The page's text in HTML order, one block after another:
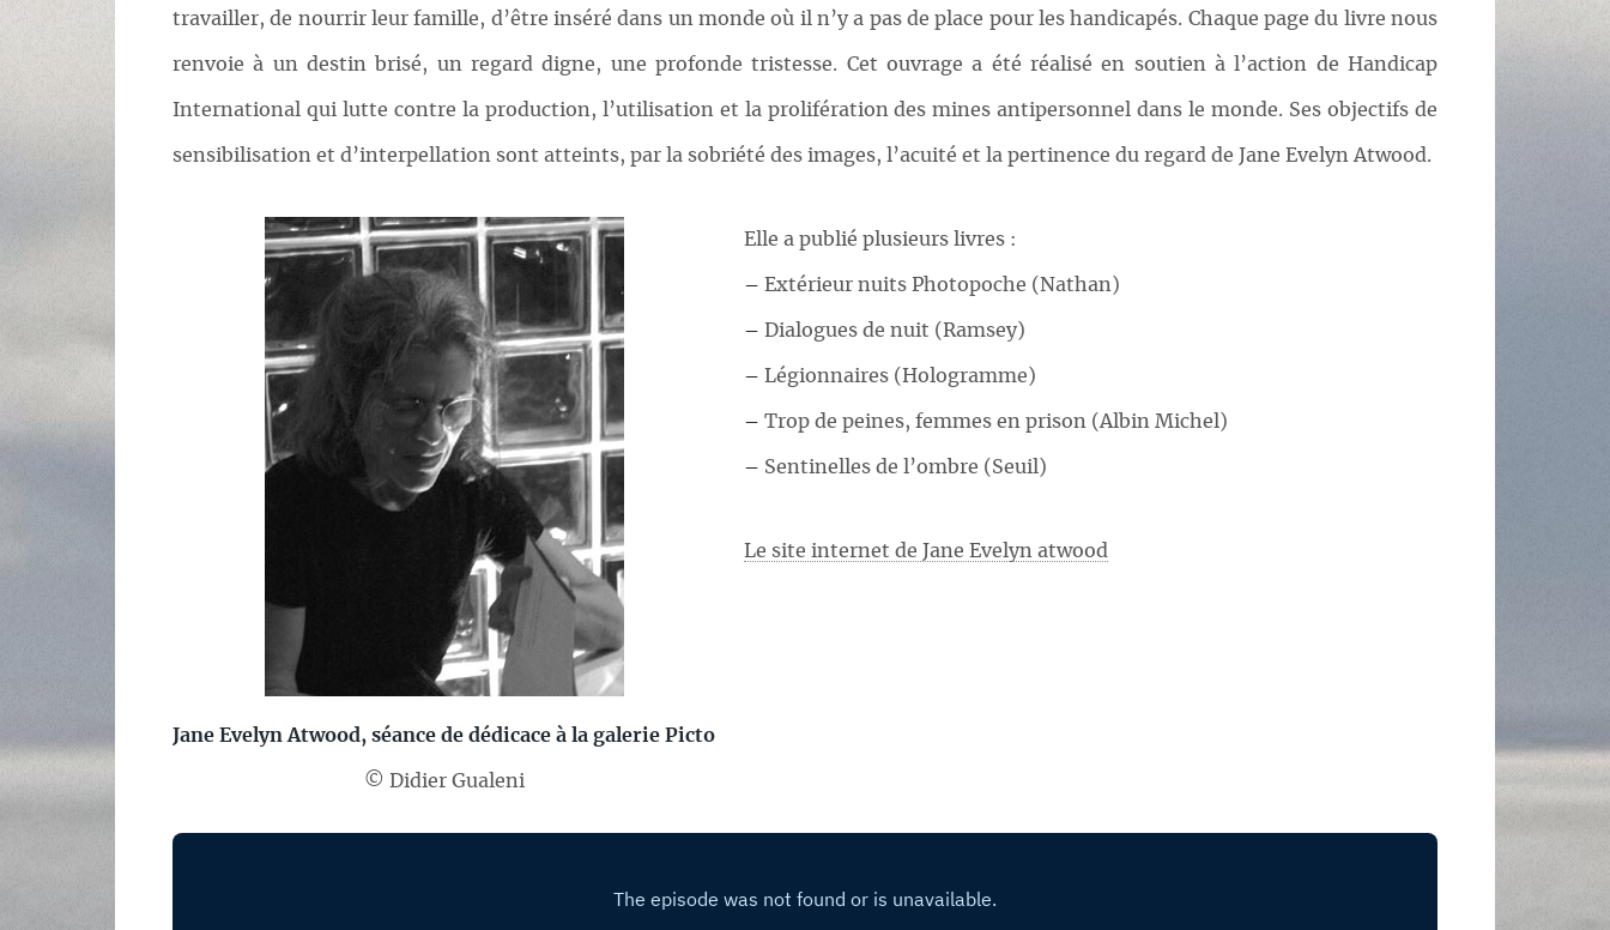
travailler, de nourrir leur famille, d’être inséré dans un monde où il n’y a pas de place pour les handicapés. Chaque page du livre nous
renvoie à un destin brisé, un regard digne, une profonde tristesse. Cet ouvrage a été réalisé en soutien à l’action de Handicap
International qui lutte contre la production, l’utilisation et la prolifération des mines antipersonnel dans le monde. Ses objectifs de
sensibilisation et d’interpellation sont atteints, par la sobriété des images, l’acuité et la pertinence du regard de Jane Evelyn Atwood.
Jane Evelyn Atwood, séance de dédicace à la galerie Picto
© Didier Gualeni
Elle a publié plusieurs livres :
– Extérieur nuits Photopoche (Nathan)
– Dialogues de nuit (Ramsey)
– Légionnaires (Hologramme)
– Trop de peines, femmes en prison (Albin Michel)
– Sentinelles de l’ombre (Seuil)
Le site internet de Jane Evelyn atwood